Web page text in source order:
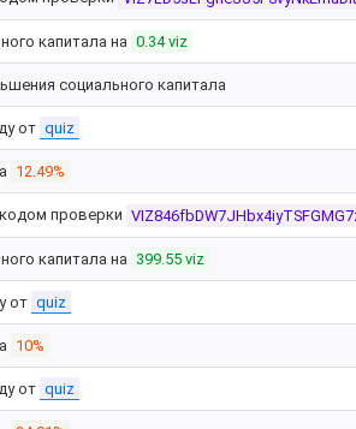
капитала на 0.34 viz
социального капитала
от quiz
12.49%
проверки
капитала на 399.55 viz
от quiz
10%
от quiz